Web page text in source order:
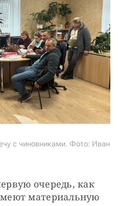
с чиновниками. Фото: Иван
очередь, как
материальную